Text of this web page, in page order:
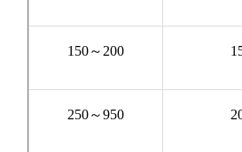
150～200
250～950